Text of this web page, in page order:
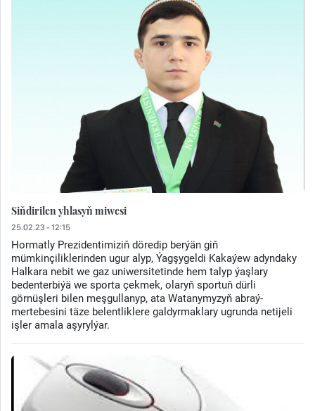
Siňdirilen yhlasyň miwesi
25.02.23 - 12:15
Hormatly Prezidentimiziň döredip berýän giň
mümkinçiliklerinden ugur alyp, Ýagşygeldi Kakaýew adyndaky
Halkara nebit we gaz uniwersitetinde hem talyp ýaşlary
bedenterbiýä we sporta çekmek, olaryň sportuň dürli
görnüşleri bilen meşgullanyp, ata Watanymyzyň abraý-
mertebesini täze belentliklere galdyrmaklary ugrunda netijeli
işler amala aşyrylýar.